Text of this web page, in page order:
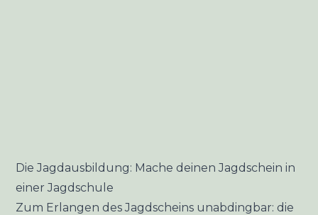
Die Jagdausbildung: Mache deinen Jagdschein in
einer Jagdschule
Zum Erlangen des Jagdscheins unabdingbar: die